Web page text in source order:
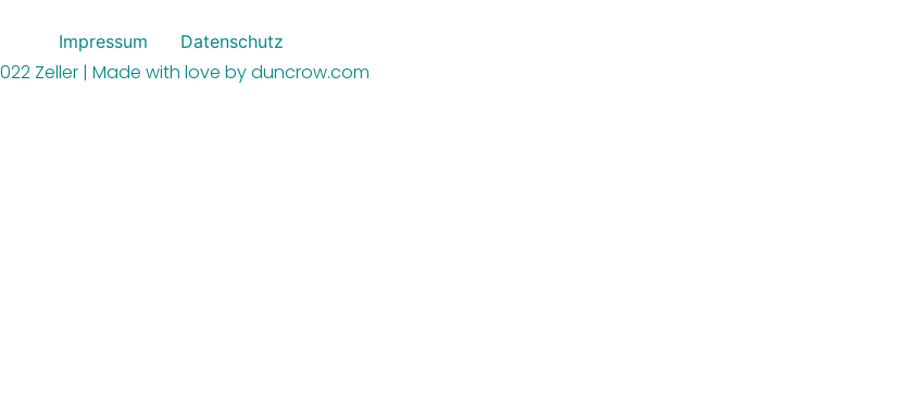
Impressum Datenschutz
Zeller | Made with love by duncrow.com